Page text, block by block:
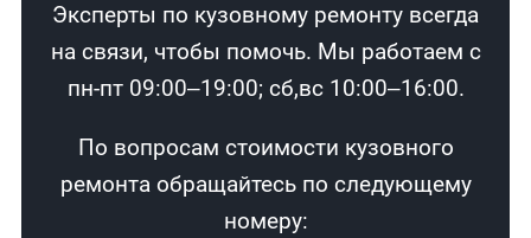
Эксперты по кузовному ремонту всегда
на связи, чтобы помочь. Мы работаем с
пн-пт 09:00–19:00; сб,вс 10:00–16:00.
По вопросам стоимости кузовного
ремонта обращайтесь по следующему
номеру: